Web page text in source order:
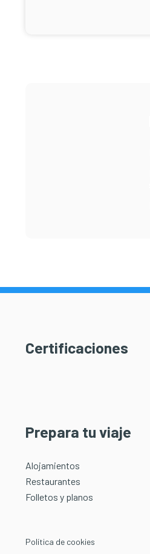
Certificaciones
Prepara tu viaje
Alojamientos
Restaurantes
Folletos y planos
Política de cookies